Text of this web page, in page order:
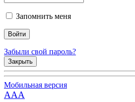
Запомнить меня
Забыли свой пароль?
Закрыть
Мобильная версия
AAA